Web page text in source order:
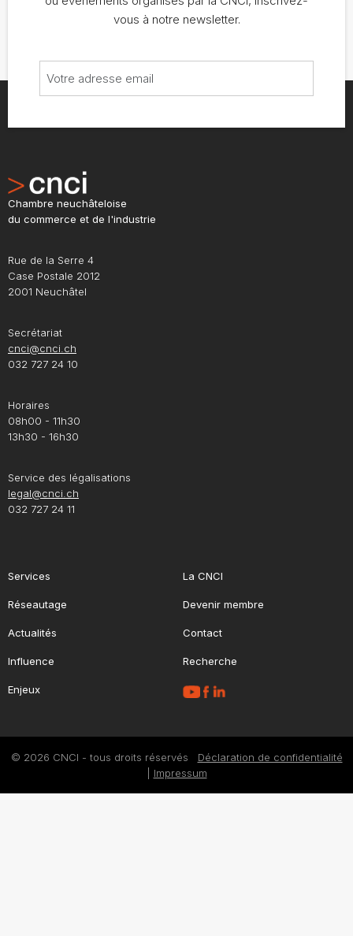
vous à notre newsletter.
Chambre neuchâteloise
du commerce et de l'industrie
Rue de la Serre 4
Case Postale 2012
2001 Neuchâtel
Secrétariat
cnci@cnci.ch
032 727 24 10
Horaires
08h00 - 11h30
13h30 - 16h30
Service des légalisations
legal@cnci.ch
032 727 24 11
Services
Réseautage
Actualités
Influence
Enjeux
La CNCI
Devenir membre
Contact
Recherche
© 2026 CNCI - tous droits réservés Déclaration de confidentialité
Impressum